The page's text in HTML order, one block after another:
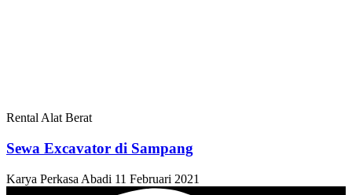
Rental Alat Berat
Sewa Excavator di Sampang
Karya Perkasa Abadi 11 Februari 2021